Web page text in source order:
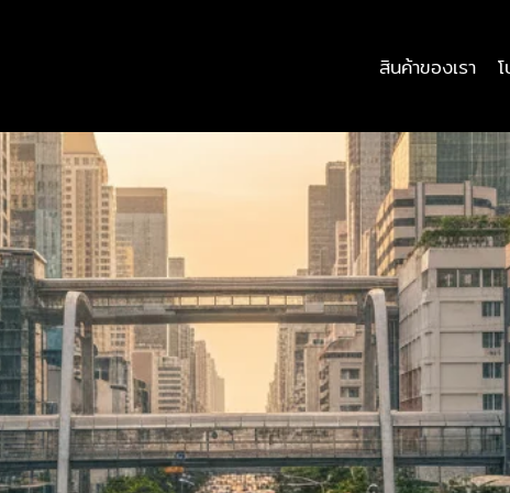
สินค้าของเรา